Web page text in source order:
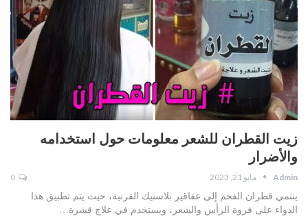
زيت القطران للشعر معلومات حول استخدامه
والأضرار
Admin مايو 21, 2023
ينتمي قطران الفحم إلى عقاقير بلاستيك القرنية، حيث يتم تطبيق هذا
الدواء على فروة الرأس والشعر، ويستخدم في علاج قشرة…